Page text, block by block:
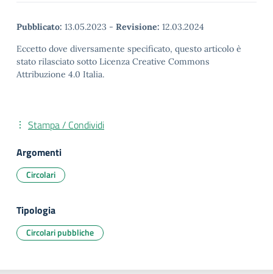
Pubblicato: 13.05.2023 - Revisione: 12.03.2024
Eccetto dove diversamente specificato, questo articolo è
stato rilasciato sotto Licenza Creative Commons
Attribuzione 4.0 Italia.
Stampa / Condividi
Argomenti
Circolari
Tipologia
Circolari pubbliche